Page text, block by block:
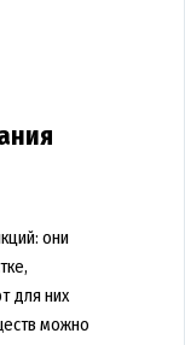
они
для них
можно